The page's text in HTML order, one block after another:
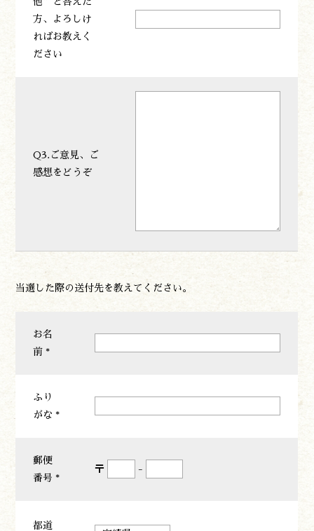
方、よろしけ
ればお教えく
ださい
Q3.ご意見、ご
感想をどうぞ
当選した際の送付先を教えてください。
お名
前 *
ふり
がな *
郵便
番号 *
〒 -
都道
アクセス